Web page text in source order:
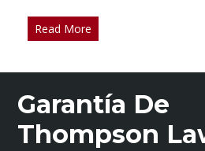
Read More
Garantía De
Thompson